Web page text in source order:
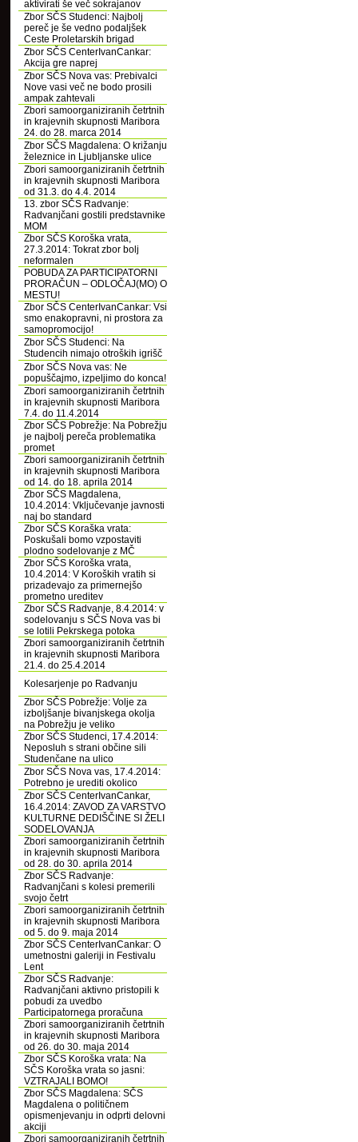
aktivirati še več sokrajanov
Zbor SČS Studenci: Najbolj
pereč je še vedno podaljšek
Ceste Proletarskih brigad
Zbor SČS CenterIvanCankar:
Akcija gre naprej
Zbor SČS Nova vas: Prebivalci
Nove vasi več ne bodo prosili
ampak zahtevali
Zbori samoorganiziranih četrtnih
in krajevnih skupnosti Maribora
24. do 28. marca 2014
Zbor SČS Magdalena: O križanju
železnice in Ljubljanske ulice
Zbori samoorganiziranih četrtnih
in krajevnih skupnosti Maribora
od 31.3. do 4.4. 2014
13. zbor SČS Radvanje:
Radvanjčani gostili predstavnike
MOM
Zbor SČS Koroška vrata,
27.3.2014: Tokrat zbor bolj
neformalen
POBUDA ZA PARTICIPATORNI
PRORAČUN – ODLOČAJ(MO) O
MESTU!
Zbor SČS CenterIvanCankar: Vsi
smo enakopravni, ni prostora za
samopromocijo!
Zbor SČS Studenci: Na
Studencih nimajo otroških igrišč
Zbor SČS Nova vas: Ne
popuščajmo, izpeljimo do konca!
Zbori samoorganiziranih četrtnih
in krajevnih skupnosti Maribora
7.4. do 11.4.2014
Zbor SČS Pobrežje: Na Pobrežju
je najbolj pereča problematika
promet
Zbori samoorganiziranih četrtnih
in krajevnih skupnosti Maribora
od 14. do 18. aprila 2014
Zbor SČS Magdalena,
10.4.2014: Vključevanje javnosti
naj bo standard
Zbor SČS Koraška vrata:
Poskušali bomo vzpostaviti
plodno sodelovanje z MČ
Zbor SČS Koroška vrata,
10.4.2014: V Koroških vratih si
prizadevajo za primernejšo
prometno ureditev
Zbor SČS Radvanje, 8.4.2014: v
sodelovanju s SČS Nova vas bi
se lotili Pekrskega potoka
Zbori samoorganiziranih četrtnih
in krajevnih skupnosti Maribora
21.4. do 25.4.2014
Kolesarjenje po Radvanju
Zbor SČS Pobrežje: Volje za
izboljšanje bivanjskega okolja
na Pobrežju je veliko
Zbor SČS Studenci, 17.4.2014:
Neposluh s strani občine sili
Studenčane na ulico
Zbor SČS Nova vas, 17.4.2014:
Potrebno je urediti okolico
Zbor SČS CenterIvanCankar,
16.4.2014: ZAVOD ZA VARSTVO
KULTURNE DEDIŠČINE SI ŽELI
SODELOVANJA
Zbori samoorganiziranih četrtnih
in krajevnih skupnosti Maribora
od 28. do 30. aprila 2014
Zbor SČS Radvanje:
Radvanjčani s kolesi premerili
svojo četrt
Zbori samoorganiziranih četrtnih
in krajevnih skupnosti Maribora
od 5. do 9. maja 2014
Zbor SČS CenterIvanCankar: O
umetnostni galeriji in Festivalu
Lent
Zbor SČS Radvanje:
Radvanjčani aktivno pristopili k
pobudi za uvedbo
Participatornega proračuna
Zbori samoorganiziranih četrtnih
in krajevnih skupnosti Maribora
od 26. do 30. maja 2014
Zbor SČS Koroška vrata: Na
SČS Koroška vrata so jasni:
VZTRAJALI BOMO!
Zbor SČS Magdalena: SČS
Magdalena o političnem
opismenjevanju in odprti delovni
akciji
Zbori samoorganiziranih četrtnih